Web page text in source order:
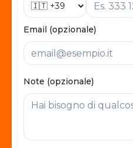
Email (opzionale)
Note (opzionale)